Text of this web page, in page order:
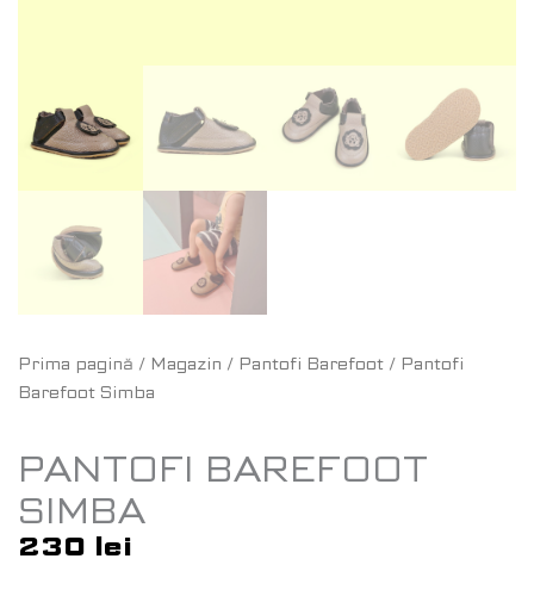
Prima pagină / Magazin / Pantofi Barefoot / Pantofi
Barefoot Simba
PANTOFI BAREFOOT
SIMBA
230 lei